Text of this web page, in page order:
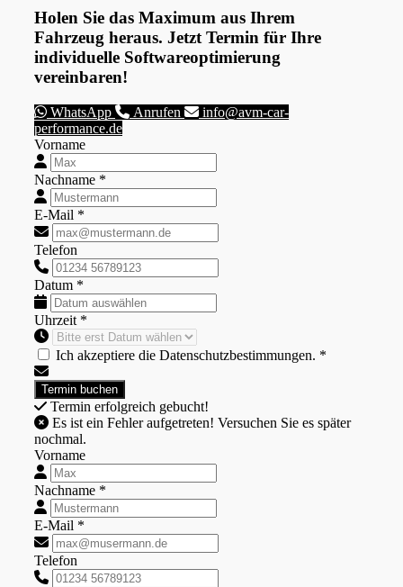
Holen Sie das Maximum aus Ihrem
Fahrzeug heraus. Jetzt Termin für Ihre
individuelle Softwareoptimierung
vereinbaren!
WhatsApp Anrufen
info@avm-car-
performance.de
Vorname
Nachname *
E-Mail *
Telefon
Datum *
Uhrzeit *
Ich akzeptiere die Datenschutzbestimmungen. *
Termin erfolgreich gebucht!
nochmal.
Vorname
Nachname *
E-Mail *
Telefon